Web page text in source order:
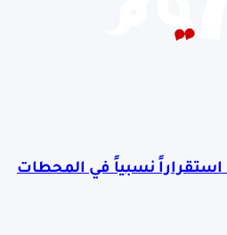
نسبياً في المحطات